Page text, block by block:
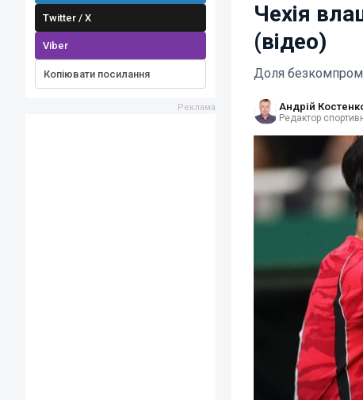
Twitter / X
Viber
Копіювати посилання
Чехія
(відео)
Доля
Андрій
Редактор